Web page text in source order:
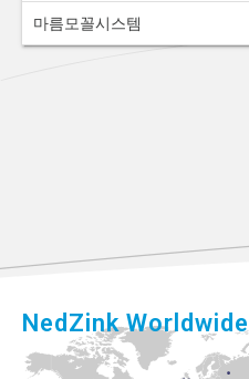
마름모꼴시스템
NedZink Worldwide